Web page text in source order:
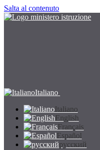
Salta al contenuto
Italiano
Italiano
English
Français
Español
русский